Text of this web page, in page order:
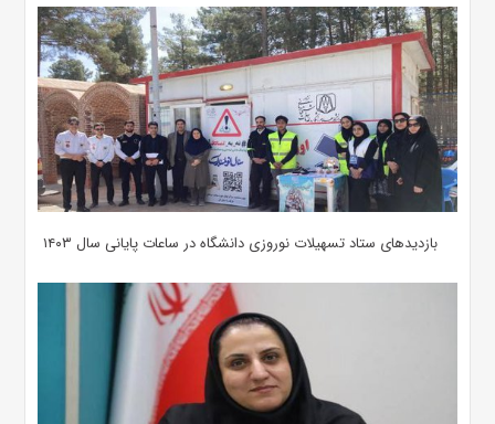
بازدیدهای ستاد تسهیلات نوروزی دانشگاه در ساعات پایانی سال ۱۴۰۳